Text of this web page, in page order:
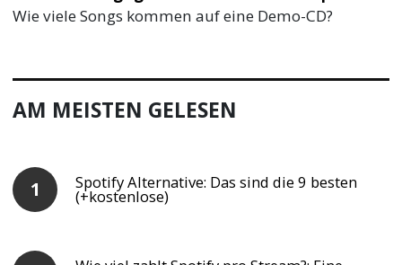
Wie viele Songs kommen auf eine Demo-CD?
AM MEISTEN GELESEN
Spotify Alternative: Das sind die 9 besten
(+kostenlose)